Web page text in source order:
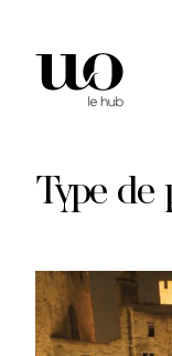
contenu
Type de